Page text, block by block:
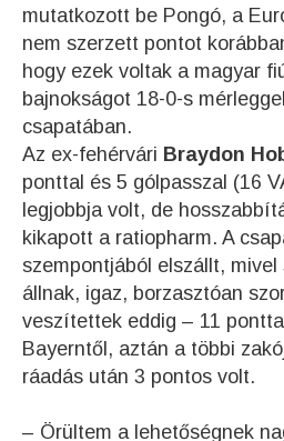
mutatkozott be Pongó, a
nem szerzett pontot
hogy ezek voltak a magyar
bajnokságot 18-0-s
csapatában.
Az ex-fehérvári Braydon
ponttal és 5 gólpasszal (16
legjobbja volt, de
kikapott a ratiopharm. A
szempontjából elszállt, mivel
állnak, igaz, borzasztóan
veszítettek eddig – 11
Bayerntől, aztán a többi
ráadás után 3 pontos volt.
– Örültem a lehetőségnek